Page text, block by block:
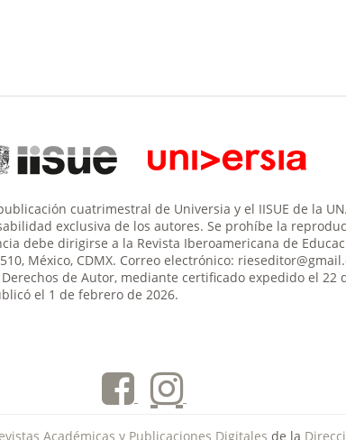
cuatrimestral de Universia y el IISUE de la
exclusiva de los autores. Se prohíbe la
debe dirigirse a la Revista Iberoamericana de
México, CDMX. Correo electrónico:
de Autor, mediante certificado expedido el 22
el 1 de febrero de 2026.
Académicas y Publicaciones Digitales de la